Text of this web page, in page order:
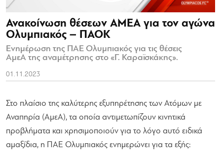
Ανακοίνωση θέσεων ΑΜΕΑ για τον αγώνα
Ολυμπιακός – ΠΑΟΚ
Ενημέρωση της ΠΑΕ Ολυμπιακός για τις θέσεις
ΑμεΑ της αναμέτρησης στο «Γ. Καραϊσκάκης».
01.11.2023
Στο πλαίσιο της καλύτερης εξυπηρέτησης των Ατόμων με
Αναπηρία (ΑμεΑ), τα οποία αντιμετωπίζουν κινητικά
προβλήματα και χρησιμοποιούν για το λόγο αυτό ειδικά
αμαξίδια, η ΠΑΕ Ολυμπιακός ενημερώνει για τα εξής: